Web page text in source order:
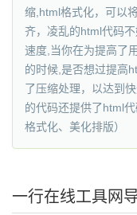
缩,html格式化，可以
齐，凌乱的html代码
速度,当你在为提高了
的时候,是否想过提高
了压缩处理，以达到
的代码还提供了html
格式化、美化排版）
一行在线工具网